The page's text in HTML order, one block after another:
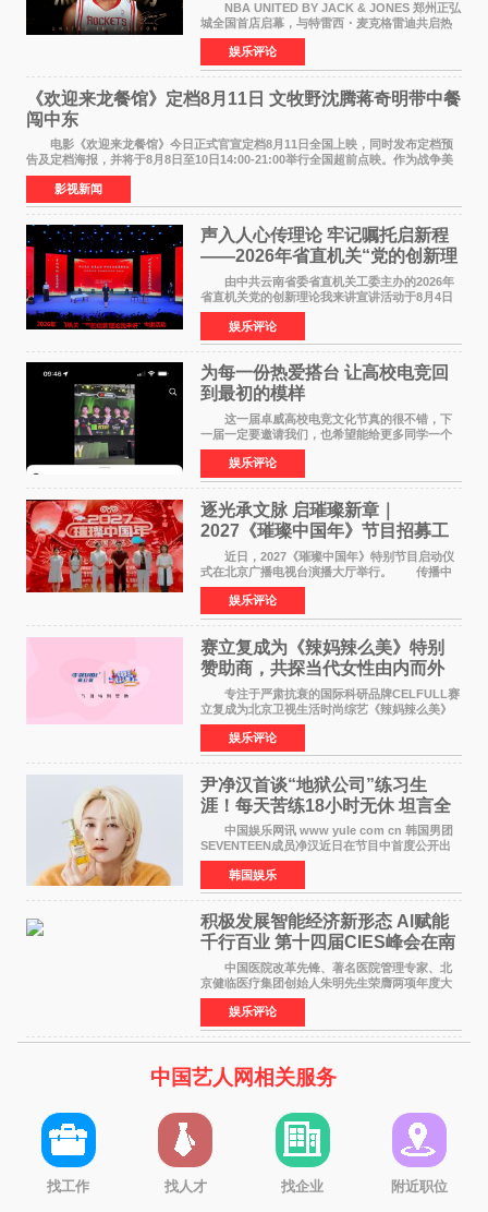
NBA UNITED BY JACK & JONES 郑州正弘
城全国首店启幕，与特雷西・麦克格雷迪共启热
爱 2026 年7 月21 日，
NBAUNITEDBYJACK&JONES 全国首店，于郑
州正弘城正式启幕。NBA 传奇球星
娱乐评论
《欢迎来龙餐馆》定档8月11日 文牧野沈腾蒋奇明带中餐
闯中东
电影《欢迎来龙餐馆》今日正式官宣定档8月11日全国上映，同时发布定档预
告及定档海报，并将于8月8日至10日14:00-21:00举行全国超前点映。作为战争美
食大片，影片讲述的是中国厨师徐福（沈腾
影视新闻
声入人心传理论 牢记嘱托启新程
——2026年省直机关“党的创新理
论我来讲”宣讲活动圆满落幕
由中共云南省委省直机关工委主办的2026年
省直机关党的创新理论我来讲宣讲活动于8月4日
至5日在昆明举办。活动以 "牢记嘱托 感恩奋进
开创云南发展新局面 "为主题，坚持以新时代中国
特色社会主义
娱乐评论
为每一份热爱搭台 让高校电竞回
到最初的模样
这一届卓威高校电竞文化节真的很不错，下
一届一定要邀请我们，也希望能给更多同学一个
来到现场的机会。 2026卓威高校电竞文化节
已经落下帷幕，在活动结束后，仍有不少高校电
竞社负责人和现
娱乐评论
逐光承文脉 启璀璨新章｜
2027《璀璨中国年》节目招募工
作圆满启动
近日，2027《璀璨中国年》特别节目启动仪
式在北京广播电视台演播大厅举行。 传播中
华优秀传统文化，弘扬纯正国风艺术，打造高规
格、高质感、正能量的文艺盛典，是璀璨中国年
矢志不渝的初心
娱乐评论
赛立复成为《辣妈辣么美》特别
赞助商，共探当代女性由内而外
活力美
专注于严肃抗衰的国际科研品牌CELFULL赛
立复成为北京卫视生活时尚综艺《辣妈辣么美》
的特别赞助商,明星辣妈袁咏仪倾情参与，向广大
都市女性传递健康生活新主张，寄语当代女性在
家庭与自我之间
娱乐评论
尹净汉首谈“地狱公司”练习生
涯！每天苦练18小时无休 坦言全
靠成员撑过来
中国娱乐网讯 www yule com cn 韩国男团
SEVENTEEN成员净汉近日在节目中首度公开出
道前的残酷练习生经历，并提及经纪公司Pledis
娱乐，引发广泛关注。 在8月2日播出的日本
TBS综艺节目《周
韩国娱乐
积极发展智能经济新形态 Al赋能
千行百业 第十四届CIES峰会在南
京盛大召开
中国医院改革先锋、著名医院管理专家、北
京健临医疗集团创始人朱明先生荣膺两项年度大
奖 2026年7月31日，盛夏金陵，长江之畔，
以重落地·真务实·强链接为主题的2026&lsquo;人
工智能+&rsquo
娱乐评论
中国艺人网相关服务
找工作 找人才 找企业 附近职位